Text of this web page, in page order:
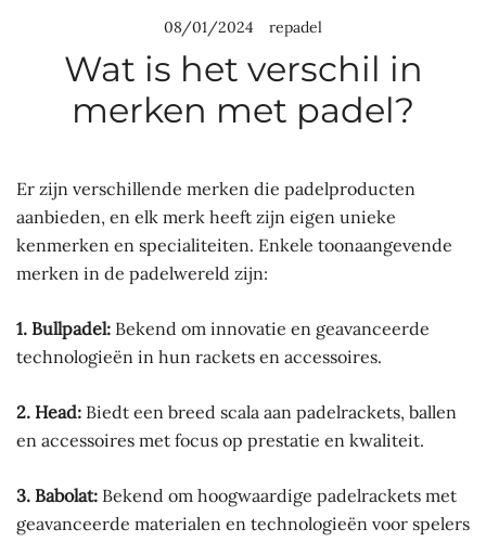
08/01/2024 repadel
Wat is het verschil in
merken met padel?
Er zijn verschillende merken die padelproducten
aanbieden, en elk merk heeft zijn eigen unieke
kenmerken en specialiteiten. Enkele toonaangevende
merken in de padelwereld zijn:
1. Bullpadel: Bekend om innovatie en geavanceerde
technologieën in hun rackets en accessoires.
2. Head: Biedt een breed scala aan padelrackets, ballen
en accessoires met focus op prestatie en kwaliteit.
3. Babolat: Bekend om hoogwaardige padelrackets met
geavanceerde materialen en technologieën voor spelers